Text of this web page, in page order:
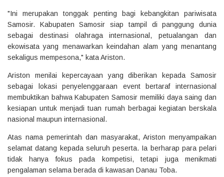
"Ini merupakan tonggak penting bagi kebangkitan pariwisata
Samosir. Kabupaten Samosir siap tampil di panggung dunia
sebagai destinasi olahraga internasional, petualangan dan
ekowisata yang menawarkan keindahan alam yang menantang
sekaligus mempesona," kata Ariston.
Ariston menilai kepercayaan yang diberikan kepada Samosir
sebagai lokasi penyelenggaraan event bertaraf internasional
membuktikan bahwa Kabupaten Samosir memiliki daya saing dan
kesiapan untuk menjadi tuan rumah berbagai kegiatan berskala
nasional maupun internasional.
Atas nama pemerintah dan masyarakat, Ariston menyampaikan
selamat datang kepada seluruh peserta. Ia berharap para pelari
tidak hanya fokus pada kompetisi, tetapi juga menikmati
pengalaman selama berada di kawasan Danau Toba.